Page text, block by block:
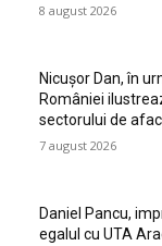
8 august 2026
Nicușor Dan, în
României
sectorului de
7 august 2026
Daniel Pancu,
egalul cu UTA